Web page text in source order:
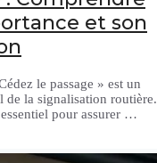
et son
le passage » est un
de la signalisation routière.
pour assurer …